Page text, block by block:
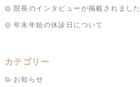
院長のインタビューが掲載されました
年末年始の休診日について
カテゴリー
お知らせ